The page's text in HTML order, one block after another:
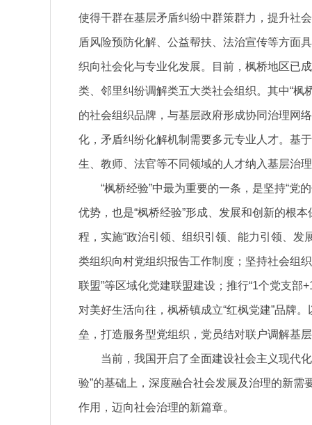
使得干群在基层矛盾纠纷中群策群力，提升社
盾风险预防化解、公益帮扶、法治宣传等方面
织向社会化与专业化发展。目前，枫桥地区已
类、邻里纠纷调解类五大类社会组织。其中“枫
的社会组织品牌，与基层政府形成协同治理网
化，矛盾纠纷化解机制需要多元专业人才。基
生、教师、法官等不同领域的人才纳入基层治
“枫桥经验”中最为重要的一条，是坚持“党
优势，也是“枫桥经验”形成、发展和创新的根
程，实施“政治引领、组织引领、能力引领、发
类组织向村党组织报告工作制度；坚持社会组
联盟”等区域化党建联盟建设；推行“1个党支部
对美好生活向往，枫桥镇成立“红枫党建”品牌
垒，打造服务型党组织，党员结对联户调解基
当前，我国开启了全面建设社会主义现代
验”的基础上，深度融合社会发展及治理的新
作用，迈向社会治理的新篇章。